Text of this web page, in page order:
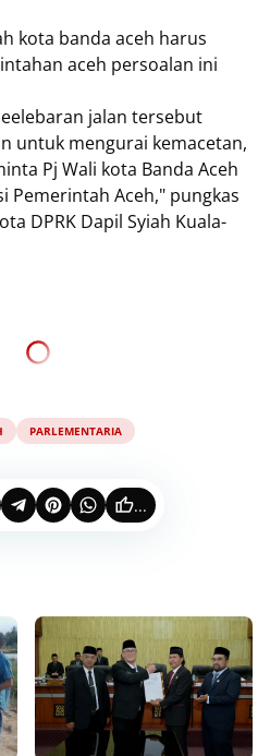
kota banda aceh harus
aceh persoalan ini
jalan tersebut
untuk mengurai kemacetan,
Pj Wali kota Banda Aceh
Pemerintah Aceh," pungkas
DPRK Dapil Syiah Kuala-
PARLEMENTARIA
...